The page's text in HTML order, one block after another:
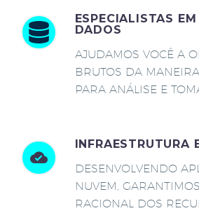
ESPECIALISTAS
DADOS
AJUDAMOS VOCÊ A
BRUTOS DA
PARA ANÁLISE E
INFRAESTRUTURA
DESENVOLVENDO
NUVEM,
RACIONAL DOS